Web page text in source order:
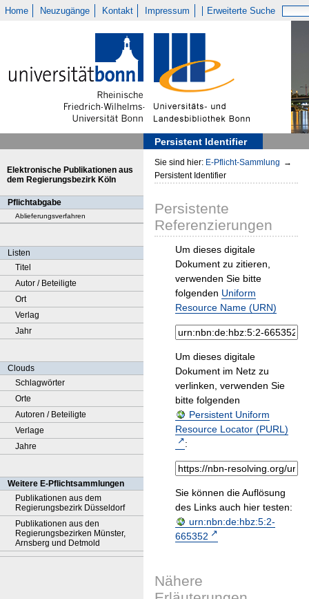
Home Neuzugänge Kontakt Impressum Erweiterte Suche
Persistent Identifier
Elektronische Publikationen aus
dem Regierungsbezirk Köln
Pflichtabgabe
Ablieferungsverfahren
Listen
Titel
Autor / Beteiligte
Ort
Verlag
Jahr
Clouds
Schlagwörter
Orte
Autoren / Beteiligte
Verlage
Jahre
Weitere E-Pflichtsammlungen
Publikationen aus dem
Regierungsbezirk Düsseldorf
Publikationen aus den
Regierungsbezirken Münster,
Arnsberg und Detmold
Sie sind hier: E-Pflicht-Sammlung →
Persistent Identifier
Persistente
Referenzierungen
Um dieses digitale
Dokument zu zitieren,
verwenden Sie bitte
folgenden Uniform
Resource Name (URN)
Um dieses digitale
Dokument im Netz zu
verlinken, verwenden Sie
bitte folgenden
Persistent Uniform
Resource Locator (PURL)
:
Sie können die Auflösung
des Links auch hier testen:
urn:nbn:de:hbz:5:2-
665352
Nähere